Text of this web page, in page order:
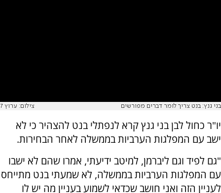
בני גנץ: בנט צריך לומר דברים מפורשים צילום: ערוץ 7
יו"ר כחול לבן בני גנץ קרא לנפתלי בנט להצהיר כי לא
ישב עם המפלגות הערביות בממשלה לאחר הבחירות.
"גם לפיד וגם ליברמן, למיטב ידיעתי, אמרו שהם לא ישבו
עם המפלגות הערביות בממשלה, לא שמעתי בנט מתייחס
לעניין הזה ואני חושב שכדאי לשמוע בעניין מה יש לו